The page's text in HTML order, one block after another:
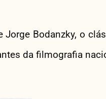
Jorge Bodanzky, o
da filmografia